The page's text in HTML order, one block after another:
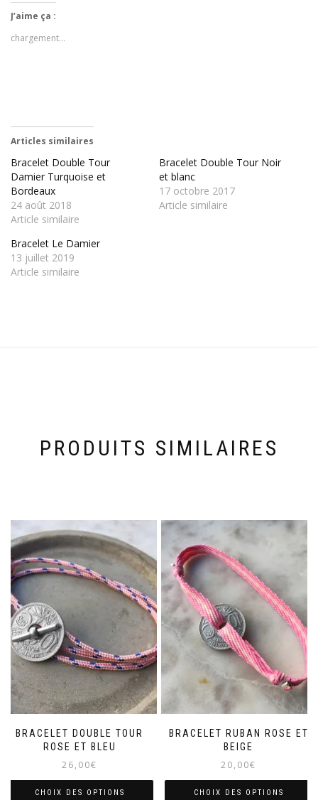
J’aime ça :
chargement…
Articles similaires
Bracelet Double Tour
Damier Turquoise et
Bordeaux
24 août 2018
Article similaire
Bracelet Double Tour Noir
et blanc
17 octobre 2017
Article similaire
Bracelet Le Damier
13 juillet 2019
Article similaire
PRODUITS SIMILAIRES
BRACELET DOUBLE TOUR
ROSE ET BLEU
26,00€
CHOIX DES OPTIONS
BRACELET RUBAN ROSE ET
BEIGE
20,00€
CHOIX DES OPTIONS